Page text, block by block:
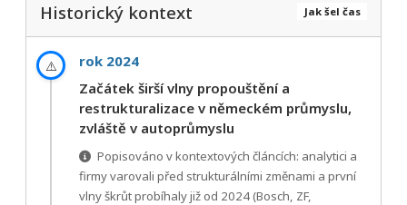
Jak šel čas
Historický kontext
⚠️
rok 2024
Začátek širší vlny propouštění a
restrukturalizace v německém průmyslu,
zvláště v autoprůmyslu
Popisováno v kontextových článcích: analytici a
firmy varovali před strukturálními změnami a první
vlny škrůt probíhaly již od 2024 (Bosch, ZF,